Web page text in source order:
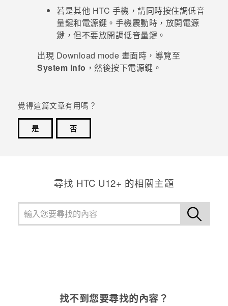
若是其他 HTC 手機，請同時按住調低音
量鍵和電源鍵。手機震動時，放開電源
鍵，但不要放開調低音量鍵。
出現 Download mode 畫面時，導覽至
System info ，然後按下電源鍵。
覺得這篇文章有用嗎？
是
否
尋找 HTC U12+ 的相關主題
找不到您要尋找的內容？